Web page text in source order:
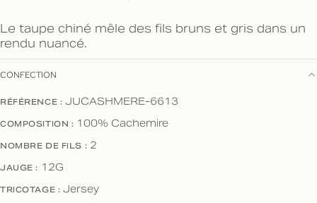
Le taupe chiné mêle des fils bruns et gris dans un
rendu nuancé.
CONFECTION
RÉFÉRENCE : JUCASHMERE-6613
COMPOSITION : 100% Cachemire
NOMBRE DE FILS : 2
JAUGE : 12G
TRICOTAGE : Jersey